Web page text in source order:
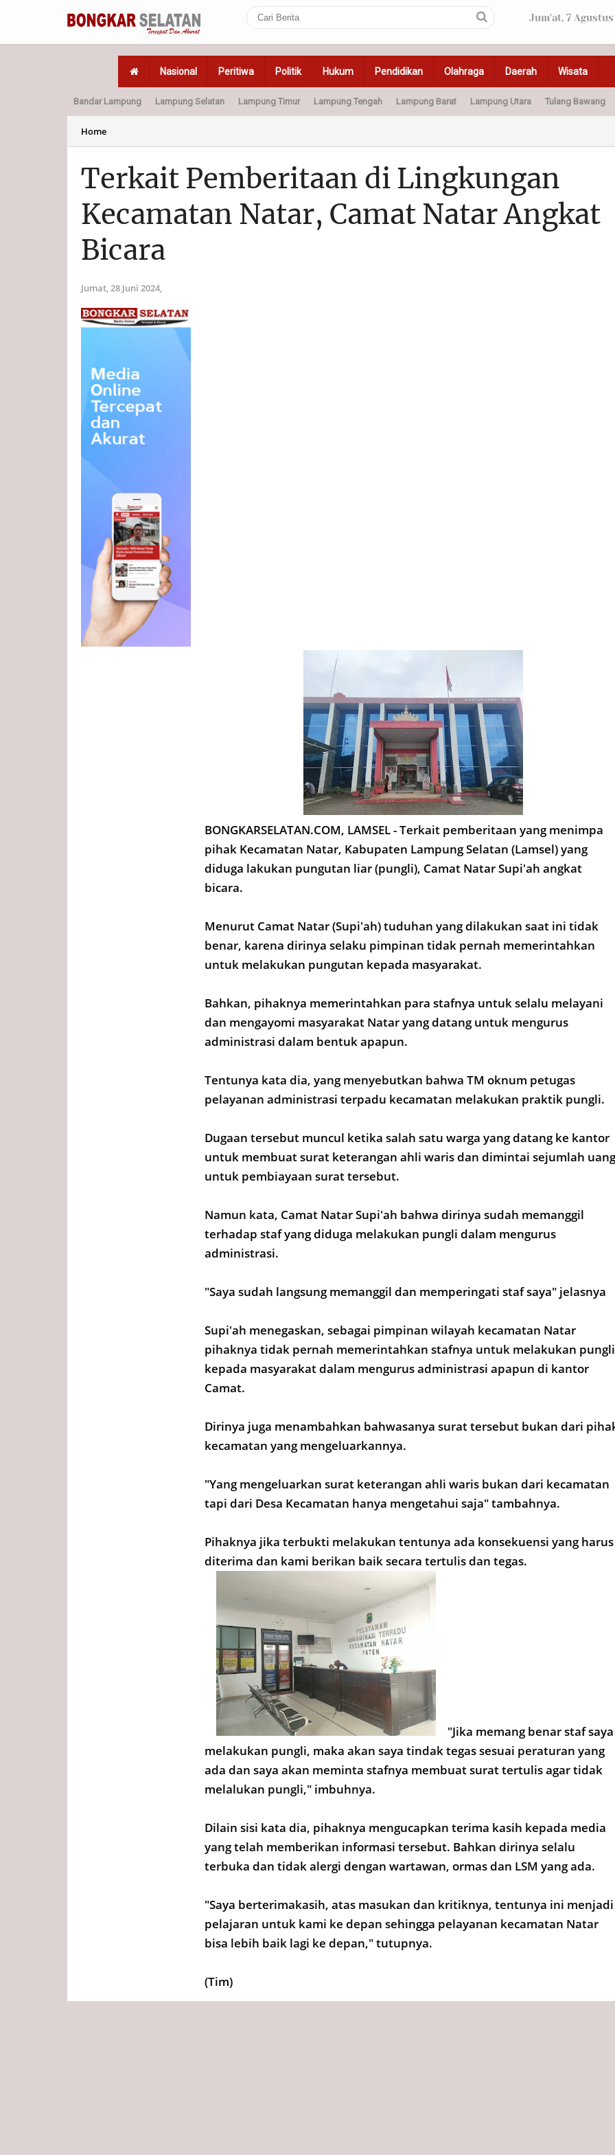
Jum'at, 7
Nasional Peritiwa Politik Hukum Pendidikan Olahraga Daerah Wisata
Home Politik Hukum Peristiwa Olahraga Pendidikan Otomotif
Bandar Lampung Lampung Selatan Lampung Timur Lampung Tengah Lampung Barat Lampung Utara Tulang Bawang
Home
Terkait Pemberitaan di Lingkungan
Kecamatan Natar, Camat Natar Angkat
Bicara
Jumat, 28 Juni 2024,
BONGKARSELATAN.COM, LAMSEL - Terkait pemberitaan yang menimpa
pihak Kecamatan Natar, Kabupaten Lampung Selatan (Lamsel) yang
diduga lakukan pungutan liar (pungli), Camat Natar Supi'ah angkat
bicara.
Menurut Camat Natar (Supi'ah) tuduhan yang dilakukan saat ini tidak
benar, karena dirinya selaku pimpinan tidak pernah memerintahkan
untuk melakukan pungutan kepada masyarakat.
Bahkan, pihaknya memerintahkan para stafnya untuk selalu melayani
dan mengayomi masyarakat Natar yang datang untuk mengurus
administrasi dalam bentuk apapun.
Tentunya kata dia, yang menyebutkan bahwa TM oknum petugas
pelayanan administrasi terpadu kecamatan melakukan praktik pungli.
Dugaan tersebut muncul ketika salah satu warga yang datang ke kantor
untuk membuat surat keterangan ahli waris dan dimintai sejumlah uang
untuk pembiayaan surat tersebut.
Namun kata, Camat Natar Supi'ah bahwa dirinya sudah memanggil
terhadap staf yang diduga melakukan pungli dalam mengurus
administrasi.
"Saya sudah langsung memanggil dan memperingati staf saya" jelasnya
Supi'ah menegaskan, sebagai pimpinan wilayah kecamatan Natar
pihaknya tidak pernah memerintahkan stafnya untuk melakukan pungli
kepada masyarakat dalam mengurus administrasi apapun di kantor
Camat.
Dirinya juga menambahkan bahwasanya surat tersebut bukan dari
kecamatan yang mengeluarkannya.
"Yang mengeluarkan surat keterangan ahli waris bukan dari kecamatan
tapi dari Desa Kecamatan hanya mengetahui saja" tambahnya.
Pihaknya jika terbukti melakukan tentunya ada konsekuensi yang harus
diterima dan kami berikan baik secara tertulis dan tegas.
"Jika memang benar staf saya
melakukan pungli, maka akan saya tindak tegas sesuai peraturan yang
ada dan saya akan meminta stafnya membuat surat tertulis agar tidak
melalukan pungli," imbuhnya.
Dilain sisi kata dia, pihaknya mengucapkan terima kasih kepada media
yang telah memberikan informasi tersebut. Bahkan dirinya selalu
terbuka dan tidak alergi dengan wartawan, ormas dan LSM yang ada.
"Saya berterimakasih, atas masukan dan kritiknya, tentunya ini menjadi
pelajaran untuk kami ke depan sehingga pelayanan kecamatan Natar
bisa lebih baik lagi ke depan," tutupnya.
(Tim)